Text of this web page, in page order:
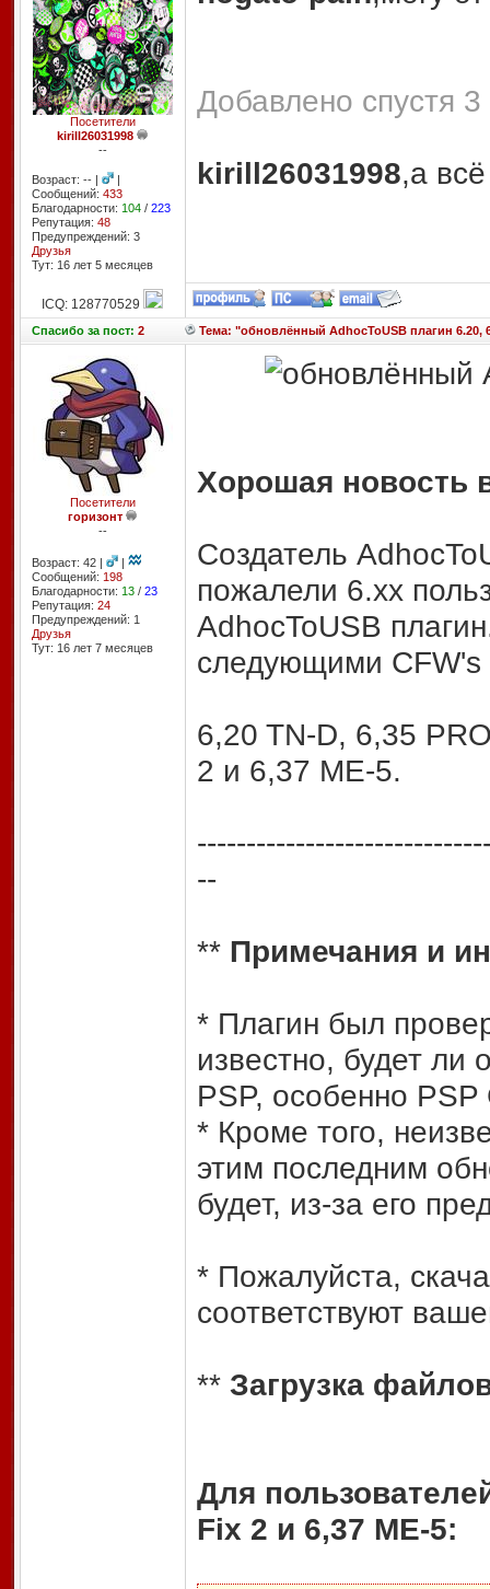
Посетители
kirill26031998
--
Возраст: -- |
|
Сообщений: 433
Благодарности: 104/ 223
Репутация: 48
Предупреждений: 3
Друзья
Тут: 16 лет 5 месяцев
Добавлено спустя
kirill26031998,а
ICQ: 128770529
Спасибоза пост: 2 Тема: "обновлённый AdhocToUSB плагин 6.20,
Посетители
горизонт
--
Возраст: 42 |
|
Сообщений: 198
Благодарности: 13/ 23
Репутация: 24
Предупреждений: 1
Друзья
Тут: 16 лет 7 месяцев
Хорошая новость
Создатель
пожалели 6.xx
AdhocToUSB
следующими CFW's
6,20 TN-D, 6,35
2 и 6,37 МЕ-5.
--
** Примечания и
* Плагин был
известно, будет ли
PSP, особенно PSP
* Кроме того,
этим последним
будет, из-за его
* Пожалуйста,
соответствуют
** Загрузка
Для
Fix 2 и 6,37 МЕ-5: